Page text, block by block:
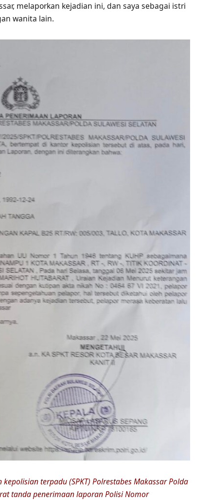
melaporkan kejadian ini, dan saya sebagai istri
wanita lain.
terpadu (SPKT) Polrestabes Makassar Polda
tanda penerimaan laporan Polisi Nomor